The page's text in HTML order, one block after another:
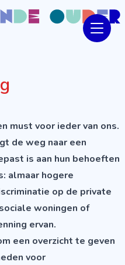
must voor ieder van ons.
de weg naar een
is aan hun behoeften
almaar hogere
op de private
woningen of
ervan.
een overzicht te geven
voor